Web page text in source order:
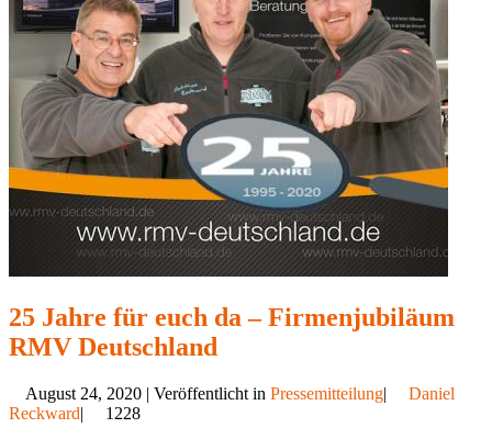
25 Jahre für euch da – Firmenjubiläum
RMV Deutschland
August 24, 2020 | Veröffentlicht in Pressemitteilung|
Daniel
Reckward|
1228